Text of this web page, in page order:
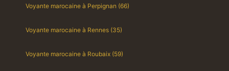
Voyante marocaine à Perpignan (66)
Voyante marocaine à Rennes (35)
Voyante marocaine à Roubaix (59)